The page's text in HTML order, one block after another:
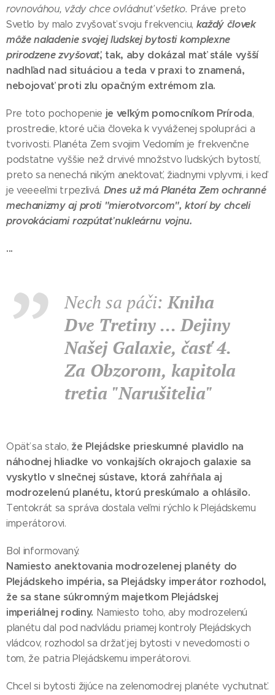
rovnováhou, vždy chce ovládnuť všetko. Práve preto
Svetlo by malo zvyšovať svoju frekvenciu, každý človek
môže naladenie svojej ľudskej bytosti komplexne
prirodzene zvyšovať, tak, aby dokázal mať stále vyšší
nadhľad nad situáciou a teda v praxi to znamená,
nebojovať proti zlu opačným extrémom zla.
Pre toto pochopenie je veľkým pomocníkom Príroda,
prostredie, ktoré učia človeka k vyváženej spolupráci a
tvorivosti. Planéta Zem svojim Vedomím je frekvenčne
podstatne vyššie než drvivé množstvo ľudských bytostí,
preto sa nenechá nikým anektovať, žiadnymi vplyvmi, i keď
je veeeeľmi trpezlivá. Dnes už má Planéta Zem ochranné
mechanizmy aj proti "mierotvorcom", ktorí by chceli
provokáciami rozpútať nukleárnu vojnu.
...
Nech sa páči: Kniha
Dve Tretiny ... Dejiny
Našej Galaxie, časť 4.
Za Obzorom, kapitola
tretia "Narušitelia"
Opäť sa stalo, že Plejádske prieskumné plavidlo na
náhodnej hliadke vo vonkajších okrajoch galaxie sa
vyskytlo v slnečnej sústave, ktorá zahŕňala aj
modrozelenú planétu, ktorú preskúmalo a ohlásilo.
Tentokrát sa správa dostala veľmi rýchlo k Plejádskemu
imperátorovi.
Bol informovaný.
Namiesto anektovania modrozelenej planéty do
Plejádskeho impéria, sa Plejádsky imperátor rozhodol,
že sa stane súkromným majetkom Plejádskej
imperiálnej rodiny. Namiesto toho, aby modrozelenú
planétu dal pod nadvládu priamej kontroly Plejádskych
vládcov, rozhodol sa držať jej bytosti v nevedomosti o
tom, že patria Plejádskemu imperátorovi.
Chcel si bytosti žijúce na zelenomodrej planéte vychutnať.